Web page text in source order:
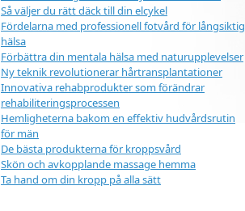
Så väljer du rätt däck till din elcykel
Fördelarna med professionell fotvård för långsiktig
hälsa
Förbättra din mentala hälsa med naturupplevelser
Ny teknik revolutionerar hårtransplantationer
Innovativa rehabprodukter som förändrar
rehabiliteringsprocessen
Hemligheterna bakom en effektiv hudvårdsrutin
för män
De bästa produkterna för kroppsvård
Skön och avkopplande massage hemma
Ta hand om din kropp på alla sätt